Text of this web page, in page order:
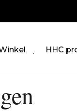
HHC